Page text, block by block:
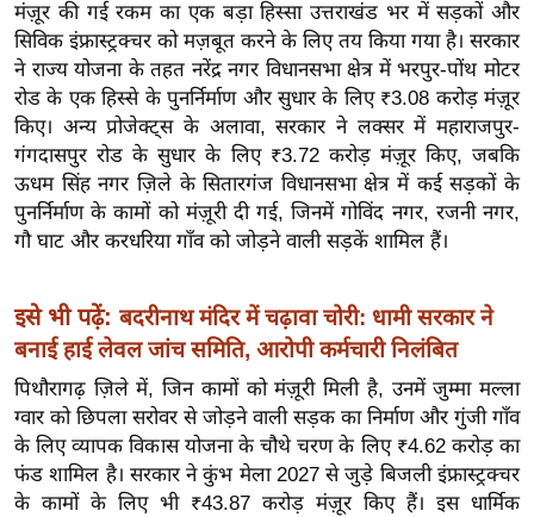
ल
श
ख्सि
य
त
यं
ग
इं
या
सा
हि
त्य
ज
ग
त
मंज़ूर की गई रकम का एक बड़ा हिस्सा उत्तराखंड भर में सड़कों और
सिविक इंफ्रास्ट्रक्चर को मज़बूत करने के लिए तय किया गया है। सरकार
ने राज्य योजना के तहत नरेंद्र नगर विधानसभा क्षेत्र में भरपुर-पोंथ मोटर
रोड के एक हिस्से के पुनर्निर्माण और सुधार के लिए ₹3.08 करोड़ मंज़ूर
किए। अन्य प्रोजेक्ट्स के अलावा, सरकार ने लक्सर में महाराजपुर-
गंगदासपुर रोड के सुधार के लिए ₹3.72 करोड़ मंज़ूर किए, जबकि
ऊधम सिंह नगर ज़िले के सितारगंज विधानसभा क्षेत्र में कई सड़कों के
पुनर्निर्माण के कामों को मंज़ूरी दी गई, जिनमें गोविंद नगर, रजनी नगर,
गौ घाट और करधरिया गाँव को जोड़ने वाली सड़कें शामिल हैं।
इसे भी पढ़ें: बदरीनाथ मंदिर में चढ़ावा चोरी: धामी सरकार ने
बनाई हाई लेवल जांच समिति, आरोपी कर्मचारी निलंबित
पिथौरागढ़ ज़िले में, जिन कामों को मंज़ूरी मिली है, उनमें जुम्मा मल्ला
ग्वार को छिपला सरोवर से जोड़ने वाली सड़क का निर्माण और गुंजी गाँव
के लिए व्यापक विकास योजना के चौथे चरण के लिए ₹4.62 करोड़ का
फंड शामिल है। सरकार ने कुंभ मेला 2027 से जुड़े बिजली इंफ्रास्ट्रक्चर
के कामों के लिए भी ₹43.87 करोड़ मंज़ूर किए हैं। इस धार्मिक